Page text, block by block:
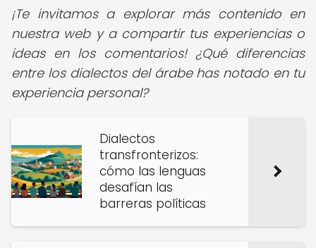
¡Te invitamos a explorar más contenido en
nuestra web y a compartir tus experiencias o
ideas en los comentarios! ¿Qué diferencias
entre los dialectos del árabe has notado en tu
experiencia personal?
Dialectos
transfronterizos:
cómo las lenguas
desafían las
barreras políticas